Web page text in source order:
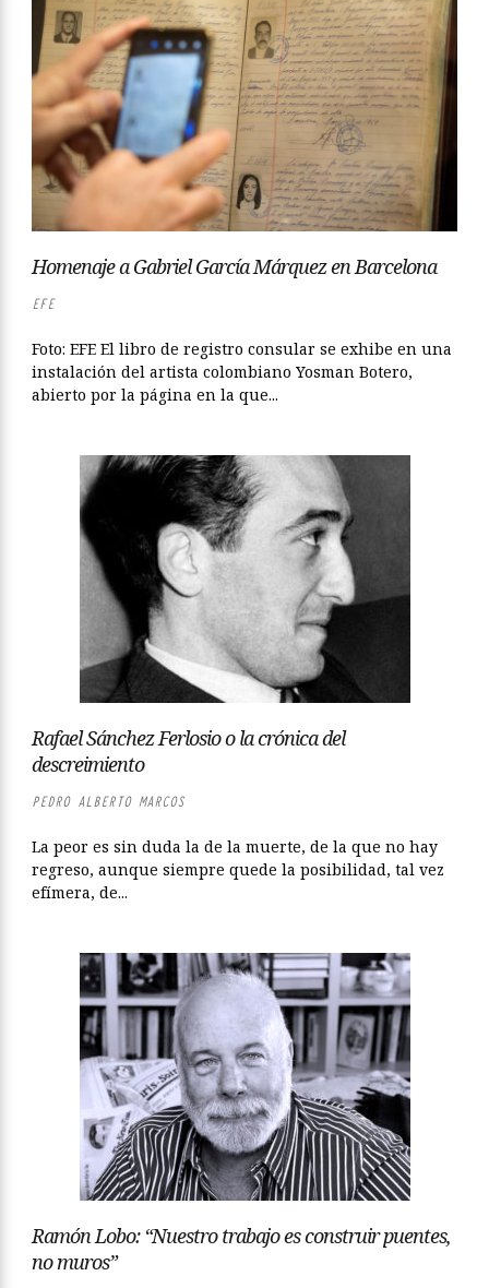
Homenaje a Gabriel García Márquez en Barcelona
EFE
Foto: EFE El libro de registro consular se exhibe en una
instalación del artista colombiano Yosman Botero,
abierto por la página en la que...
Rafael Sánchez Ferlosio o la crónica del
descreimiento
PEDRO ALBERTO MARCOS
La peor es sin duda la de la muerte, de la que no hay
regreso, aunque siempre quede la posibilidad, tal vez
efímera, de...
Ramón Lobo: “Nuestro trabajo es construir puentes,
no muros”